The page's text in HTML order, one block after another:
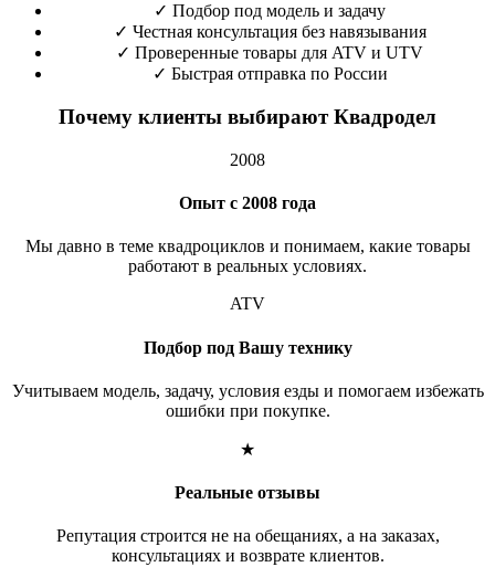
✓ Подбор под модель и задачу
✓ Честная консультация без навязывания
✓ Проверенные товары для ATV и UTV
✓ Быстрая отправка по России
Почему клиенты выбирают Квадродел
2008
Опыт с 2008 года
Мы давно в теме квадроциклов и понимаем, какие товары
работают в реальных условиях.
ATV
Подбор под Вашу технику
Учитываем модель, задачу, условия езды и помогаем избежать
ошибки при покупке.
★
Реальные отзывы
Репутация строится не на обещаниях, а на заказах,
консультациях и возврате клиентов.